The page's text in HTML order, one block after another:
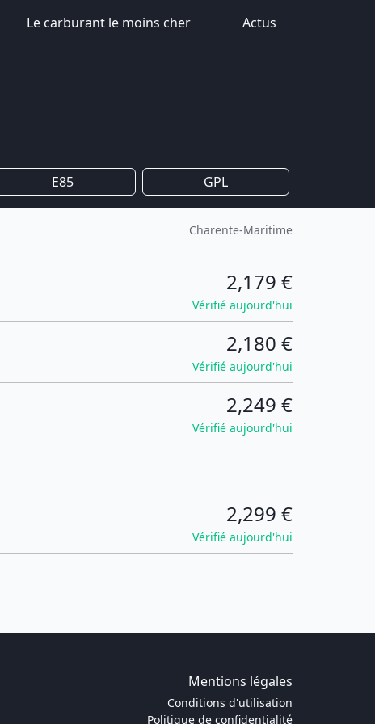
Le carburant le moins cher Actus
E85 GPL
Charente-Maritime
2,179 €
Vérifié aujourd'hui
2,180 €
Vérifié aujourd'hui
2,249 €
Vérifié aujourd'hui
2,299 €
Vérifié aujourd'hui
Mentions légales
Conditions d'utilisation
Politique de confidentialité